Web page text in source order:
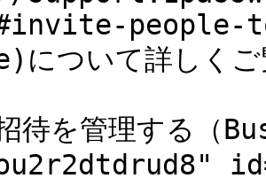
people-
ついて詳しくご
待を管理する（